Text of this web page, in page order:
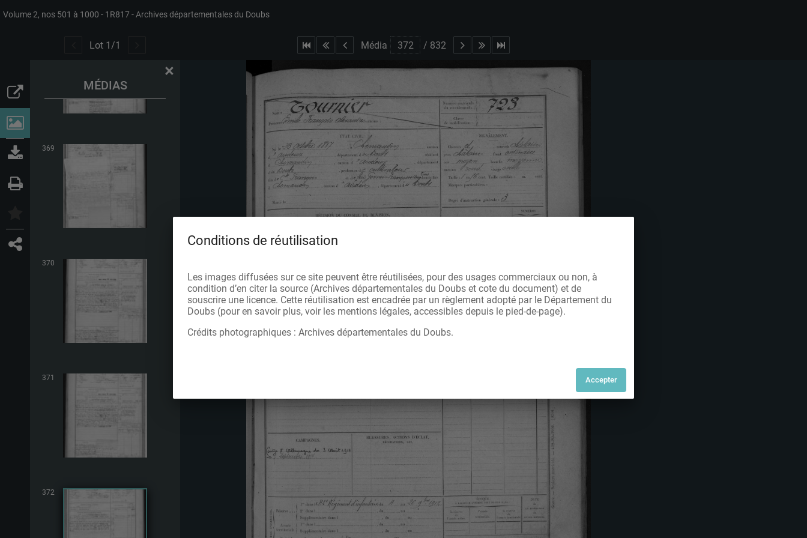
Volume 2, nos 501 à 1000 1R817 Archives départementales du Doubs
Lot 1 /1 Média / 832
MÉDIAS
×
369
370
371
372
Conditions de réutilisation
Les images diffusées sur ce site peuvent être réutilisées, pour des usages commerciaux ou non, à
condition d’en citer la source (Archives départementales du Doubs et cote du document) et de
souscrire une licence. Cette réutilisation est encadrée par un règlement adopté par le Département du
Doubs (pour en savoir plus, voir les mentions légales, accessibles depuis le pied-de-page).
Crédits photographiques : Archives départementales du Doubs.